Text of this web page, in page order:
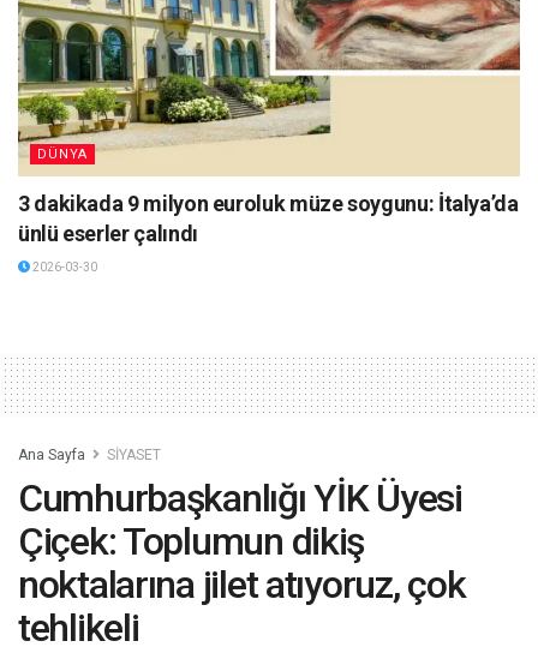
DÜNYA
3 dakikada 9 milyon euroluk müze soygunu: İtalya’da
ünlü eserler çalındı
2026-03-30
Ana Sayfa SİYASET
Cumhurbaşkanlığı YİK Üyesi
Çiçek: Toplumun dikiş
noktalarına jilet atıyoruz, çok
tehlikeli